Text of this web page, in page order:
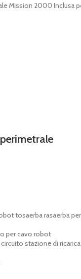
Mission 2000 Inclusa
tosaerba rasaerba
per cavo robot
stazione di ricarica